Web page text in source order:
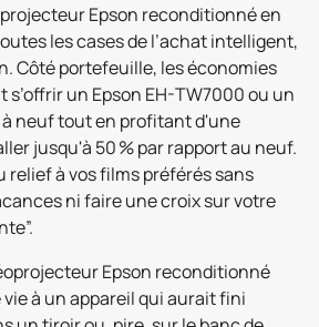
Epson reconditionné en
les cases de l’achat intelligent,
Côté portefeuille, les économies
s’offrir un Epson EH-TW7000 ou un
à neuf tout en profitant d'une
jusqu'à 50 % par rapport au neuf.
relief à vos films préférés sans
ni faire une croix sur votre
Epson reconditionné
à un appareil qui aurait fini